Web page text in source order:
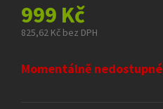
999 Kč
825,62 Kč bez DPH
cena:
Momentálně nedostupné